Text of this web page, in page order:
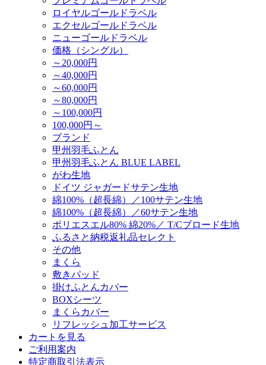
ロイヤルゴールドラベル
エクセルゴールドラベル
ニューゴールドラベル
価格（シングル）
～20,000円
～40,000円
～60,000円
～80,000円
～100,000円
100,000円～
ブランド
甲州羽毛ふとん
甲州羽毛ふとん BLUE LABEL
がわ生地
ドイツ ジャガードサテン生地
綿100%（超長綿）／100サテン生地
綿100%（超長綿）／60サテン生地
ポリエスエル80% 綿20%／ T/Cブロード生地
ふるさと納税返礼品セレクト
その他
まくら
敷きパッド
掛けふとんカバー
BOXシーツ
まくらカバー
リフレッシュ加工サービス
カートを見る
ご利用案内
特定商取引法表示